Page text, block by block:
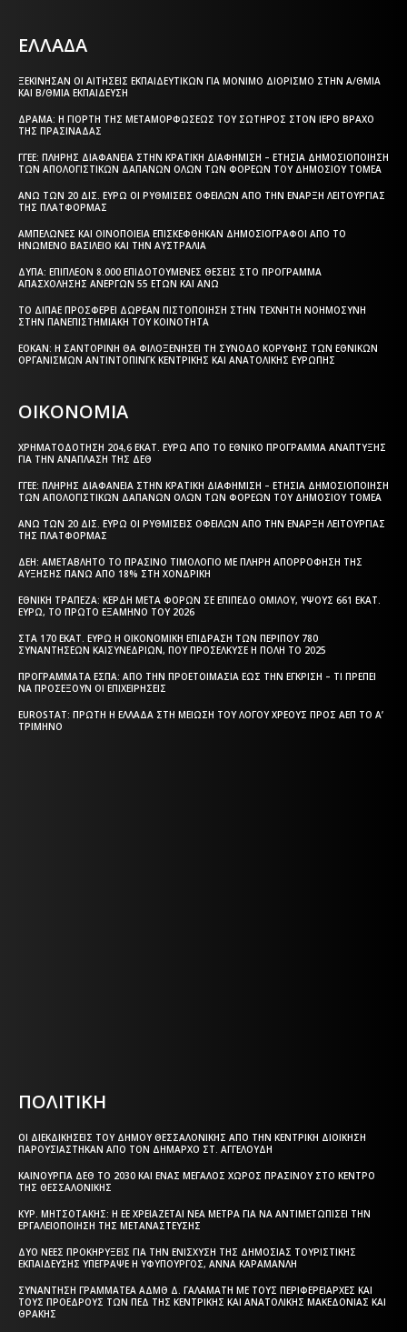
ΕΛΛΑΔΑ
ΞΕΚΊΝΗΣΑΝ ΟΙ ΑΙΤΉΣΕΙΣ ΕΚΠΑΙΔΕΥΤΙΚΏΝ ΓΙΑ ΜΌΝΙΜΟ ΔΙΟΡΙΣΜΌ ΣΤΗΝ Α/ΘΜΙΑ
ΚΑΙ Β/ΘΜΙΑ ΕΚΠΑΊΔΕΥΣΗ
ΔΡΆΜΑ: Η ΓΙΟΡΤΉ ΤΗΣ ΜΕΤΑΜΟΡΦΏΣΕΩΣ ΤΟΥ ΣΩΤΉΡΟΣ ΣΤΟΝ ΙΕΡΌ ΒΡΆΧΟ
ΤΗΣ ΠΡΑΣΙΝΆΔΑΣ
ΓΓΕΕ: ΠΛΉΡΗΣ ΔΙΑΦΆΝΕΙΑ ΣΤΗΝ ΚΡΑΤΙΚΉ ΔΙΑΦΉΜΙΣΗ – EΤΉΣΙΑ ΔΗΜΟΣΙΟΠΟΊΗΣΗ
ΤΩΝ ΑΠΟΛΟΓΙΣΤΙΚΏΝ ΔΑΠΑΝΏΝ ΌΛΩΝ ΤΩΝ ΦΟΡΈΩΝ ΤΟΥ ΔΗΜΟΣΊΟΥ ΤΟΜΈΑ
ΆΝΩ ΤΩΝ 20 ΔΙΣ. ΕΥΡΏ ΟΙ ΡΥΘΜΊΣΕΙΣ ΟΦΕΙΛΏΝ ΑΠΌ ΤΗΝ ΈΝΑΡΞΗ ΛΕΙΤΟΥΡΓΊΑΣ
ΤΗΣ ΠΛΑΤΦΌΡΜΑΣ
ΑΜΠΕΛΏΝΕΣ ΚΑΙ ΟΙΝΟΠΟΙΕΊΑ ΕΠΙΣΚΈΦΘΗΚΑΝ ΔΗΜΟΣΙΟΓΡΆΦΟΙ ΑΠΌ ΤΟ
ΗΝΩΜΈΝΟ ΒΑΣΊΛΕΙΟ ΚΑΙ ΤΗΝ ΑΥΣΤΡΑΛΊΑ
ΔΥΠΑ: ΕΠΙΠΛΈΟΝ 8.000 ΕΠΙΔΟΤΟΎΜΕΝΕΣ ΘΈΣΕΙΣ ΣΤΟ ΠΡΌΓΡΑΜΜΑ
ΑΠΑΣΧΌΛΗΣΗΣ ΑΝΈΡΓΩΝ 55 ΕΤΏΝ ΚΑΙ ΆΝΩ
ΤΟ ΔΙΠΑΕ ΠΡΟΣΦΈΡΕΙ ΔΩΡΕΆΝ ΠΙΣΤΟΠΟΊΗΣΗ ΣΤΗΝ ΤΕΧΝΗΤΉ ΝΟΗΜΟΣΎΝΗ
ΣΤΗΝ ΠΑΝΕΠΙΣΤΗΜΙΑΚΉ ΤΟΥ ΚΟΙΝΌΤΗΤΑ
ΕΟΚΑΝ: Η ΣΑΝΤΟΡΊΝΗ ΘΑ ΦΙΛΟΞΕΝΉΣΕΙ ΤΗ ΣΎΝΟΔΟ ΚΟΡΥΦΉΣ ΤΩΝ ΕΘΝΙΚΏΝ
ΟΡΓΑΝΙΣΜΏΝ ΑΝΤΙΝΤΌΠΙΝΓΚ ΚΕΝΤΡΙΚΉΣ ΚΑΙ ΑΝΑΤΟΛΙΚΉΣ ΕΥΡΏΠΗΣ
ΟΙΚΟΝΟΜΙΑ
ΧΡΗΜΑΤΟΔΌΤΗΣΗ 204,6 ΕΚΑΤ. ΕΥΡΏ ΑΠΌ ΤΟ ΕΘΝΙΚΌ ΠΡΌΓΡΑΜΜΑ ΑΝΆΠΤΥΞΗΣ
ΓΙΑ ΤΗΝ ΑΝΆΠΛΑΣΗ ΤΗΣ ΔΕΘ
ΓΓΕΕ: ΠΛΉΡΗΣ ΔΙΑΦΆΝΕΙΑ ΣΤΗΝ ΚΡΑΤΙΚΉ ΔΙΑΦΉΜΙΣΗ – EΤΉΣΙΑ ΔΗΜΟΣΙΟΠΟΊΗΣΗ
ΤΩΝ ΑΠΟΛΟΓΙΣΤΙΚΏΝ ΔΑΠΑΝΏΝ ΌΛΩΝ ΤΩΝ ΦΟΡΈΩΝ ΤΟΥ ΔΗΜΟΣΊΟΥ ΤΟΜΈΑ
ΆΝΩ ΤΩΝ 20 ΔΙΣ. ΕΥΡΏ ΟΙ ΡΥΘΜΊΣΕΙΣ ΟΦΕΙΛΏΝ ΑΠΌ ΤΗΝ ΈΝΑΡΞΗ ΛΕΙΤΟΥΡΓΊΑΣ
ΤΗΣ ΠΛΑΤΦΌΡΜΑΣ
ΔΕΗ: ΑΜΕΤΆΒΛΗΤΟ ΤΟ ΠΡΆΣΙΝΟ ΤΙΜΟΛΌΓΙΟ ΜΕ ΠΛΉΡΗ ΑΠΟΡΡΌΦΗΣΗ ΤΗΣ
ΑΎΞΗΣΗΣ ΠΆΝΩ ΑΠΌ 18% ΣΤΗ ΧΟΝΔΡΙΚΉ
ΕΘΝΙΚΉ ΤΡΆΠΕΖΑ: ΚΈΡΔΗ ΜΕΤΆ ΦΌΡΩΝ ΣΕ ΕΠΊΠΕΔΟ ΟΜΊΛΟΥ, ΎΨΟΥΣ 661 ΕΚΑΤ.
ΕΥΡΏ, ΤΟ ΠΡΏΤΟ ΕΞΆΜΗΝΟ ΤΟΥ 2026
ΣΤΑ 170 ΕΚΑΤ. ΕΥΡΏ Η ΟΙΚΟΝΟΜΙΚΉ ΕΠΊΔΡΑΣΗ ΤΩΝ ΠΕΡΊΠΟΥ 780
ΣΥΝΑΝΤΉΣΕΩΝ ΚΑΙΣΥΝΕΔΡΊΩΝ, ΠΟΥ ΠΡΟΣΈΛΚΥΣΕ Η ΠΌΛΗ ΤΟ 2025
ΠΡΟΓΡΆΜΜΑΤΑ EΣΠΑ: ΑΠΌ ΤΗΝ ΠΡΟΕΤΟΙΜΑΣΊΑ ΈΩΣ ΤΗΝ ΈΓΚΡΙΣΗ – ΤΙ ΠΡΈΠΕΙ
ΝΑ ΠΡΟΣΈΞΟΥΝ ΟΙ ΕΠΙΧΕΙΡΉΣΕΙΣ
EUROSTAT: ΠΡΏΤΗ Η ΕΛΛΆΔΑ ΣΤΗ ΜΕΊΩΣΗ ΤΟΥ ΛΌΓΟΥ ΧΡΈΟΥΣ ΠΡΟΣ ΑΕΠ ΤΟ Α’
ΤΡΊΜΗΝΟ
ΠΟΛΙΤΙΚΗ
ΟΙ ΔΙΕΚΔΙΚΉΣΕΙΣ ΤΟΥ ΔΉΜΟΥ ΘΕΣΣΑΛΟΝΊΚΗΣ ΑΠΌ ΤΗΝ ΚΕΝΤΡΙΚΉ ΔΙΟΊΚΗΣΗ
ΠΑΡΟΥΣΙΆΣΤΗΚΑΝ ΑΠΌ ΤΟΝ ΔΉΜΑΡΧΟ ΣΤ. ΑΓΓΕΛΟΎΔΗ
ΚΑΙΝΟΎΡΓΙΑ ΔΕΘ ΤΟ 2030 ΚΑΙ ΈΝΑΣ ΜΕΓΆΛΟΣ ΧΏΡΟΣ ΠΡΑΣΊΝΟΥ ΣΤΟ ΚΈΝΤΡΟ
ΤΗΣ ΘΕΣΣΑΛΟΝΊΚΗΣ
ΚΥΡ. ΜΗΤΣΟΤΆΚΗΣ: Η ΕΕ ΧΡΕΙΆΖΕΤΑΙ ΝΈΑ ΜΈΤΡΑ ΓΙΑ ΝΑ ΑΝΤΙΜΕΤΩΠΊΣΕΙ ΤΗΝ
ΕΡΓΑΛΕΙΟΠΟΊΗΣΗ ΤΗΣ ΜΕΤΑΝΆΣΤΕΥΣΗΣ
ΔΎΟ ΝΈΕΣ ΠΡΟΚΗΡΎΞΕΙΣ ΓΙΑ ΤΗΝ ΕΝΊΣΧΥΣΗ ΤΗΣ ΔΗΜΌΣΙΑΣ ΤΟΥΡΙΣΤΙΚΉΣ
ΕΚΠΑΊΔΕΥΣΗΣ ΥΠΈΓΡΑΨΕ Η ΥΦΥΠΟΥΡΓΌΣ, ΆΝΝΑ ΚΑΡΑΜΑΝΛΉ
ΣΥΝΆΝΤΗΣΗ ΓΡΑΜΜΑΤΈΑ ΑΔΜΘ Δ. ΓΑΛΑΜΆΤΗ ΜΕ ΤΟΥΣ ΠΕΡΙΦΕΡΕΙΆΡΧΕΣ ΚΑΙ
ΤΟΥΣ ΠΡΟΈΔΡΟΥΣ ΤΩΝ ΠΕΔ ΤΗΣ ΚΕΝΤΡΙΚΉΣ ΚΑΙ ΑΝΑΤΟΛΙΚΉΣ ΜΑΚΕΔΟΝΊΑΣ ΚΑΙ
ΘΡΆΚΗΣ